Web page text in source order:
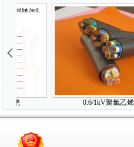
0.6/1kV聚氯乙烯绝